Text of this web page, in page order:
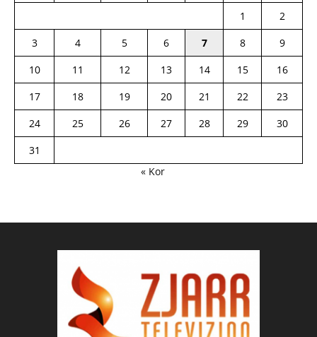
1
2
3
4 5 6 7 8
9
10
11 12 13 14 15
16
17
18 19 20 21 22
23
24
25 26 27 28 29
30
31
« Kor